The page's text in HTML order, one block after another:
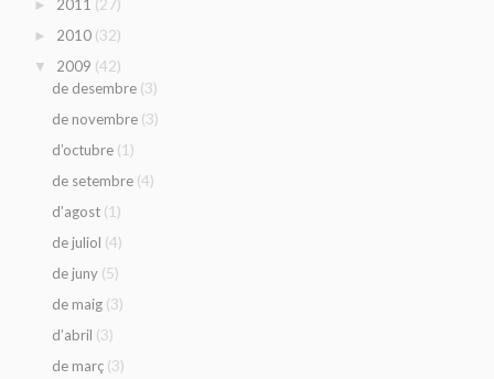
► 2011
► 2010 (32)
▼ 2009 (42)
de desembre (3)
de novembre (3)
d’octubre (1)
de setembre (4)
d’agost (1)
de juliol (4)
de juny (5)
de maig (3)
d’abril (3)
de març (3)